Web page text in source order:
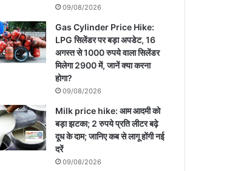
09/08/2026
Gas Cylinder Price Hike:
LPG सिलेंडर पर बड़ा अपडेट, 16
अगस्त से 1000 रुपये वाला सिलेंडर
मिलेगा 2900 में, जानें क्या करना
होगा?
09/08/2026
Milk price hike: आम आदमी को
बड़ा झटका; 2 रुपये प्रति लीटर बढ़े
दूध के दाम; जानिए कब से लागू होंगी नई
दरें
09/08/2026